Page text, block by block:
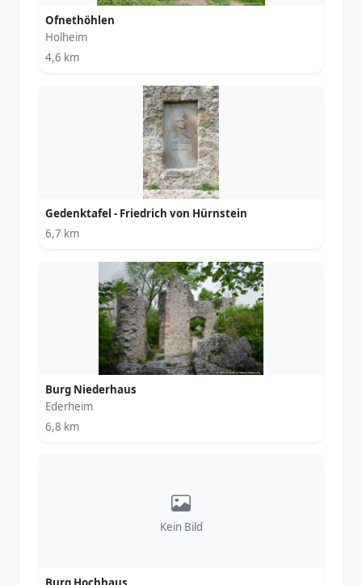
Ofnethöhlen
Holheim
4,6 km
Gedenktafel - Friedrich von Hürnstein
6,7 km
Burg Niederhaus
Ederheim
6,8 km
Kein Bild